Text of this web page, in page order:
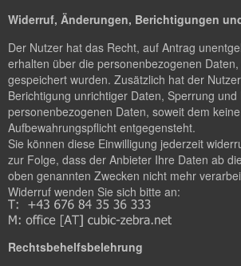
Widerruf, Änderungen, Berichtigungen
Der Nutzer hat das Recht, auf Antrag
erhalten über die personenbezogenen
gespeichert wurden. Zusätzlich hat der
Berichtigung unrichtiger Daten, Sperrung
personenbezogenen Daten, soweit dem
Aufbewahrungspflicht entgegensteht.
Sie können diese Einwilligung jederzeit
zur Folge, dass der Anbieter Ihre Daten ab
oben genannten Zwecken nicht mehr
Widerruf wenden Sie sich bitte an:
Rechtsbehelfsbelehrung